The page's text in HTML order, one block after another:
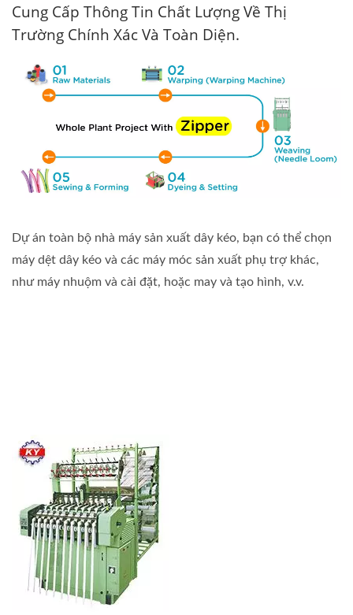
Cung Cấp Thông Tin Chất Lượng Về Thị
Trường Chính Xác Và Toàn Diện.
Dự án toàn bộ nhà máy sản xuất dây kéo, bạn có thể chọn
máy dệt dây kéo và các máy móc sản xuất phụ trợ khác,
như máy nhuộm và cài đặt, hoặc may và tạo hình, v.v.